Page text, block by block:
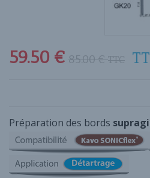
85.00€ TTC
59.50 €
Préparation des bords